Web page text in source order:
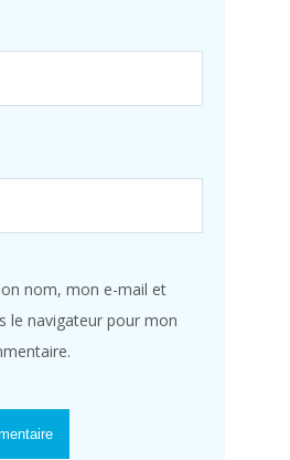
nom, mon e-mail et
le navigateur pour mon